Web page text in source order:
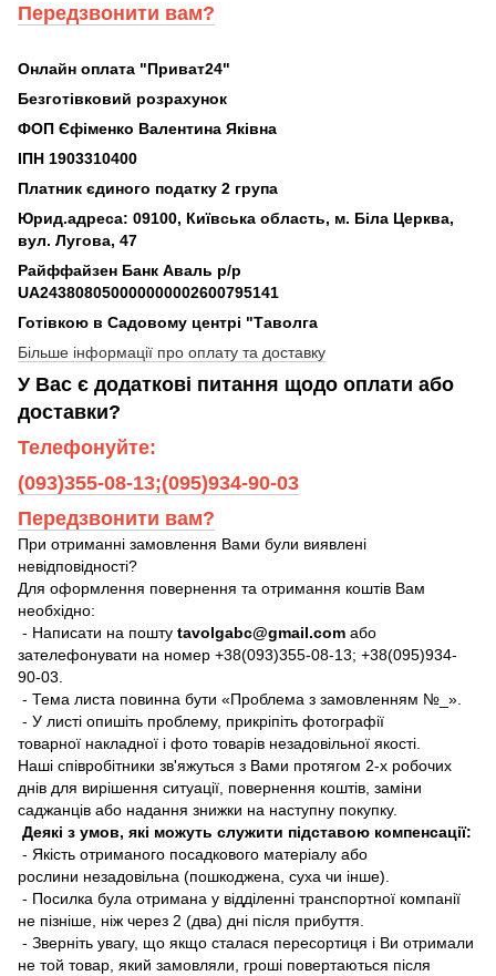
Передзвонити вам?
Онлайн оплата "Приват24"
Безготівковий розрахунок
ФОП Єфіменко Валентина Яківна
ІПН 1903310400
Платник єдиного податку 2 група
Юрид.адреса: 09100, Київська область, м. Біла Церква,
вул. Лугова, 47
Райффайзен Банк Аваль р/р
UA243808050000000002600795141
Готівкою в Садовому центрі "Таволга
Більше інформації про оплату та доставку
У Вас є додаткові питання щодо оплати або
доставки?
Телефонуйте:
(093)355-08-13;(095)934-90-03
Передзвонити вам?
При отриманні замовлення Вами були виявлені
невідповідності?
Для оформлення повернення та отримання коштів Вам
необхідно:
- Написати на пошту tavolgabc@gmail.com або
зателефонувати на номер +38(093)355-08-13; +38(095)934-
90-03.
- Тема листа повинна бути «Проблема з замовленням №_».
- У листі опишіть проблему, прикріпіть фотографії
товарної накладної і фото товарів незадовільної якості.
Наші співробітники зв'яжуться з Вами протягом 2-х робочих
днів для вирішення ситуації, повернення коштів, заміни
саджанців або надання знижки на наступну покупку.
Деякі з умов, які можуть служити підставою компенсації:
- Якість отриманого посадкового матеріалу або
рослини незадовільна (пошкоджена, суха чи інше).
- Посилка була отримана у відділенні транспортної компанії
не пізніше, ніж через 2 (два) дні після прибуття.
- Зверніть увагу, що якщо сталася пересортиця і Ви отримали
не той товар, який замовляли, гроші повертаються після